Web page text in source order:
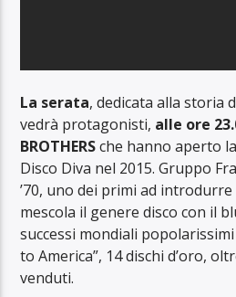
La serata, dedicata alla storia
vedrà protagonisti, alle ore
BROTHERSche hanno aperto
Disco Diva nel 2015. Gruppo
’70, uno dei primi ad introdurre
mescola il genere disco con il
successi mondiali popolarissimi
to America”, 14 dischi d’oro,
venduti.